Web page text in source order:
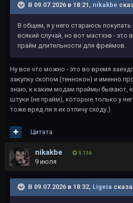
В 09.07.2026 в 18:21, nikakbe
В общем, я у него стараюсь
всякий случай, но вот мастхэв - это
прайм длительности для фреймов.
Ну все что можно - это во время
закупку скопом (теннокон) и именно
знаю, к каким модам праймы бывают, к
штуки (не прайм), которые только у
тоже вряд ли я их отличу сходу.)
Цитата
nikakbe 5 136
9 июля
В 09.07.2026 в 18:32, Ligeia